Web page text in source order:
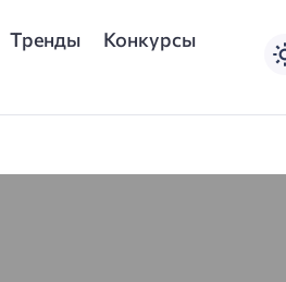
Тренды
Конкурсы